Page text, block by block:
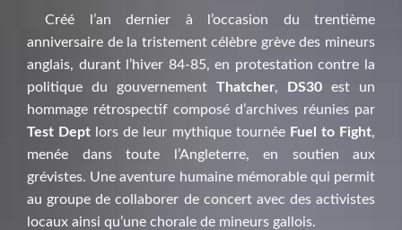
Créé l’an dernier à l’occasion du trentième
anniversaire de la tristement célèbre grève des mineurs
anglais, durant l’hiver 84-85, en protestation contre la
politique du gouvernement Thatcher, DS30 est un
hommage rétrospectif composé d’archives réunies par
Test Dept lors de leur mythique tournée Fuel to Fight,
menée dans toute l’Angleterre, en soutien aux
grévistes. Une aventure humaine mémorable qui permit
au groupe de collaborer de concert avec des activistes
locaux ainsi qu’une chorale de mineurs gallois.